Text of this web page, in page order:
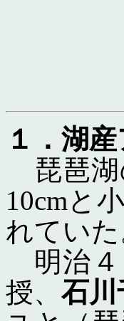
１．湖
琵琶湖
10cmと
れていた
明治４
授、 石川